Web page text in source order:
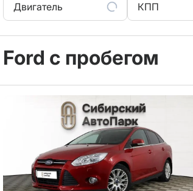
Двигатель КПП
Ford с пробегом